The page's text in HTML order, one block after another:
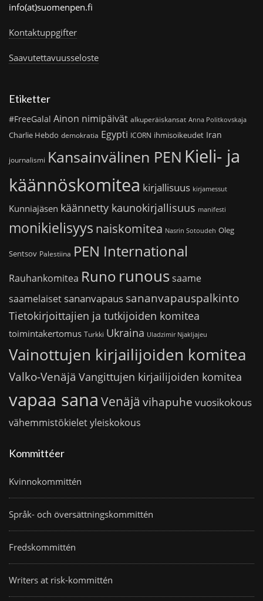
info(at)suomenpen.fi
Kontaktuppgifter
Saavutettavuusseloste
Etiketter
#FreeGalal Ainon nimipäivät alkuperäiskansat Anna Politkovskaja
Charlie Hebdo demokratia Egypti ICORN ihmisoikeudet Iran
journalismi Kansainvälinen PEN Kieli- ja
käännöskomitea kirjallisuus kirjamessut
Kunniajäsen käännetty kaunokirjallisuus manifesti
monikielisyys naiskomitea Nasrin Sotoudeh Oleg
Sentsov Palestiina PEN International
Rauhankomitea Runo runoussaame
saamelaiset sananvapaus sananvapauspalkinto
Tietokirjoittajien ja tutkijoiden komitea
toimintakertomus Turkki Ukraina Uladzimir Njakljajeu
Vainottujen kirjailijoiden komitea
Valko-Venäjä Vangittujen kirjailijoiden komitea
vapaa sana Venäjä vihapuhe vuosikokous
vähemmistökieletyleiskokous
Kommittéer
Kvinnokommittén
Språk- och översättningskommittén
Fredskommittén
Writers at risk-kommittén